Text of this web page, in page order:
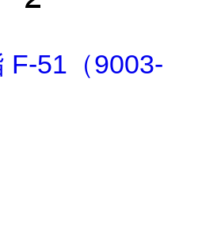
F-51（9003-